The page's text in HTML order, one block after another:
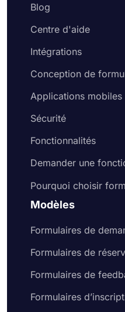
Blog
Centre d'aide
Intégrations
Conception de
Applications mobiles
Sécurité
Fonctionnalités
Demander une
Pourquoi choisir
Modèles
Formulaires de
Formulaires de
Formulaires de
Formulaires